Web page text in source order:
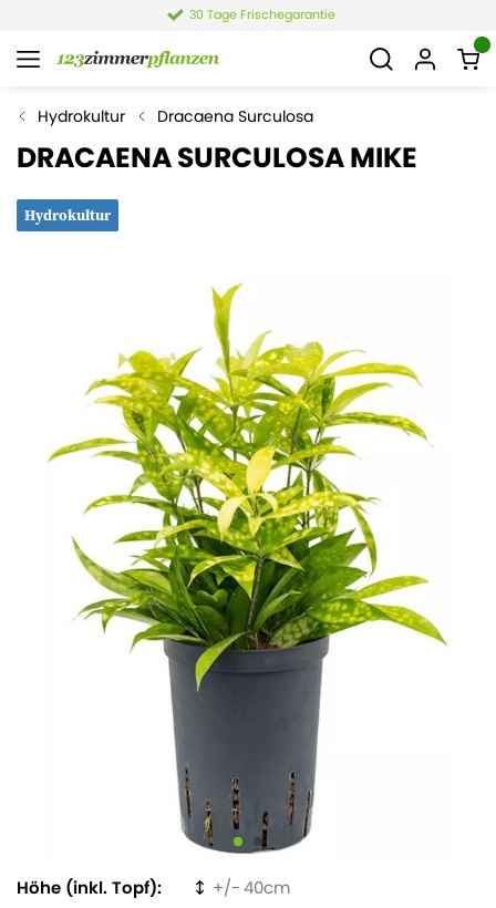
30 Tage Frischegarantie
Hydrokultur Dracaena Surculosa
DRACAENA SURCULOSA MIKE
Hydrokultur
Höhe (inkl. Topf)
40